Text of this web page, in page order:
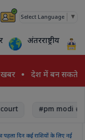
Select Language ▼
अंतरराष्ट्रीय
देश में बन सकते हैं
#pm modi #
पहला दिन कई राशियों के लिए नई